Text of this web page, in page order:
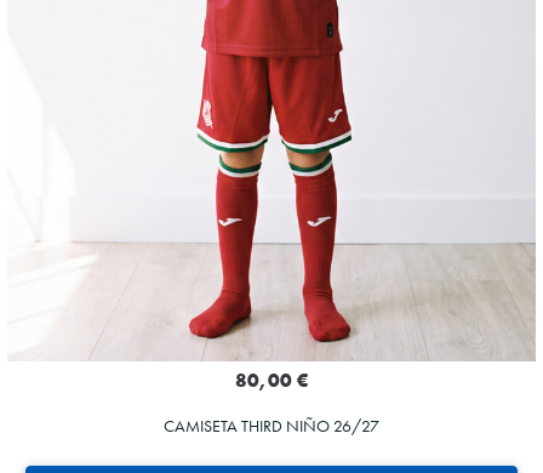
80,00 €
CAMISETA THIRD NIÑO 26/27